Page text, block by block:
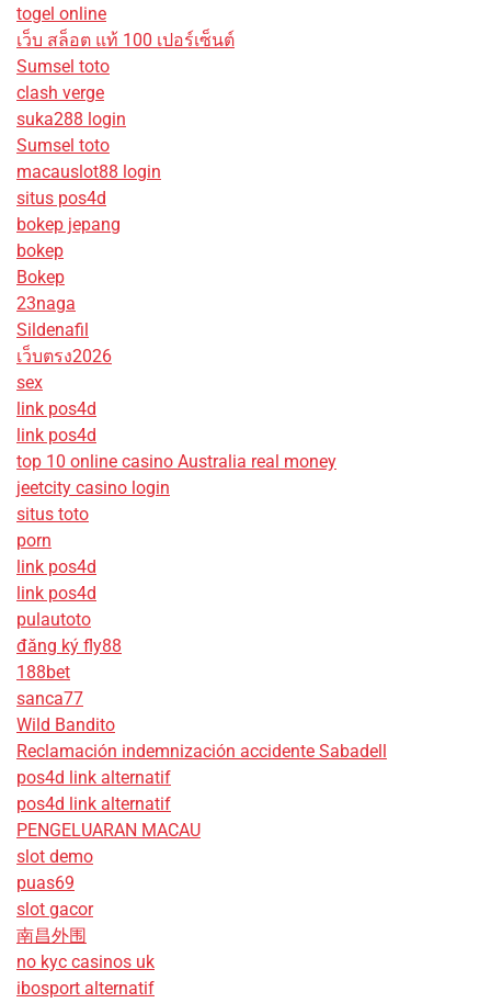
togel online
เว็บ สล็อต แท้ 100 เปอร์เซ็นต์
Sumsel toto
clash verge
suka288 login
Sumsel toto
macauslot88 login
situs pos4d
bokep jepang
bokep
Bokep
23naga
Sildenafil
เว็บตรง2026
sex
link pos4d
link pos4d
top 10 online casino Australia real money
jeetcity casino login
situs toto
porn
link pos4d
link pos4d
pulautoto
đăng ký fly88
188bet
sanca77
Wild Bandito
Reclamación indemnización accidente Sabadell
pos4d link alternatif
pos4d link alternatif
PENGELUARAN MACAU
slot demo
puas69
slot gacor
南昌外围
no kyc casinos uk
ibosport alternatif